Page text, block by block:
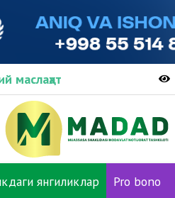
маслаҳат
янгиликлар Pro bono